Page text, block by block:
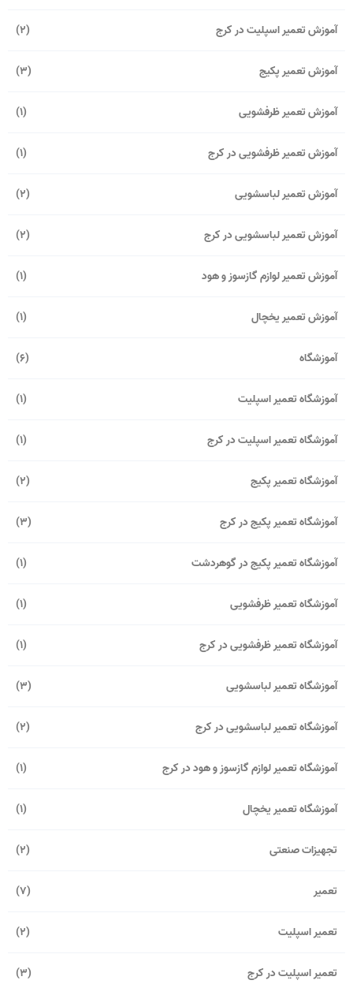
آموزش تعمیر اسپلیت در کرج (2)
آموزش تعمیر پکیج (3)
آموزش تعمیر ظرفشویی (1)
آموزش تعمیر ظرفشویی در کرج (1)
آموزش تعمیر لباسشویی (2)
آموزش تعمیر لباسشویی در کرج (2)
آموزش تعمیر لوازم گازسوز و هود (1)
آموزش تعمیر یخچال (1)
آموزشگاه (6)
آموزشگاه تعمیر اسپلیت (1)
آموزشگاه تعمیر اسپلیت در کرج (1)
آموزشگاه تعمیر پکیج (2)
آموزشگاه تعمیر پکیج در کرج (3)
آموزشگاه تعمیر پکیج در گوهردشت (1)
آموزشگاه تعمیر ظرفشویی (1)
آموزشگاه تعمیر ظرفشویی در کرج (1)
آموزشگاه تعمیر لباسشویی (3)
آموزشگاه تعمیر لباسشویی در کرج (2)
آموزشگاه تعمیر لوازم گازسوز و هود در کرج (1)
آموزشگاه تعمیر یخچال (1)
تجهیزات صنعتی (2)
تعمیر (7)
تعمیر اسپلیت (2)
تعمیر اسپلیت در کرج (3)